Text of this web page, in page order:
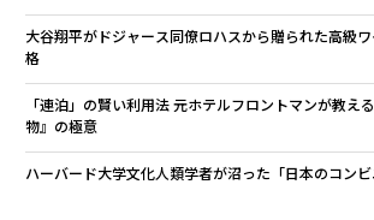
大谷翔平がドジャース同僚ロハスから贈られた高級
格
「連泊」の賢い利用法 元ホテルフロントマンが教え
物』の極意
ハーバード大学文化人類学者が沼った「日本のコン